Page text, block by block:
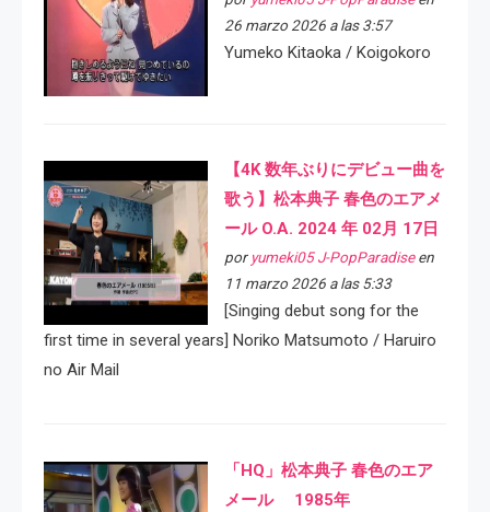
26 marzo 2026 a las 3:57
Yumeko Kitaoka / Koigokoro
【4K 数年ぶりにデビュー曲を
歌う】松本典子 春色のエアメ
ール O.A. 2024 年 02月 17日
por yumeki05 J-PopParadiseen
11 marzo 2026 a las 5:33
[Singing debut song for the
first time in several years] Noriko Matsumoto / Haruiro
no Air Mail
「HQ」松本典子 春色のエア
メール 1985年